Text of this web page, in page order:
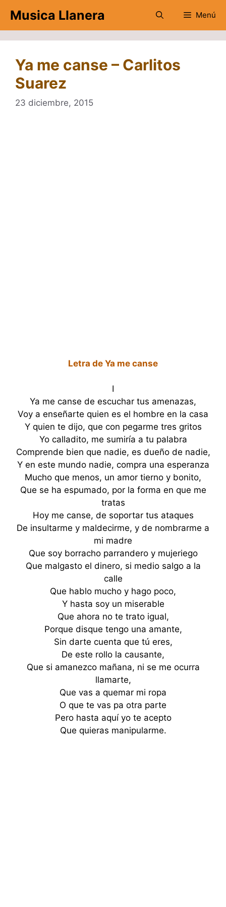
contenido
Musica Llanera Menú
Ya me canse – Carlitos
Suarez
23 diciembre, 2015
Letra de Ya me canse
I
Ya me canse de escuchar tus amenazas,
Voy a enseñarte quien es el hombre en la casa
Y quien te dijo, que con pegarme tres gritos
Yo calladito, me sumiría a tu palabra
Comprende bien que nadie, es dueño de nadie,
Y en este mundo nadie, compra una esperanza
Mucho que menos, un amor tierno y bonito,
Que se ha espumado, por la forma en que me
tratas
Hoy me canse, de soportar tus ataques
De insultarme y maldecirme, y de nombrarme a
mi madre
Que soy borracho parrandero y mujeriego
Que malgasto el dinero, si medio salgo a la
calle
Que hablo mucho y hago poco,
Y hasta soy un miserable
Que ahora no te trato igual,
Porque disque tengo una amante,
Sin darte cuenta que tú eres,
De este rollo la causante,
Que si amanezco mañana, ni se me ocurra
llamarte,
Que vas a quemar mi ropa
O que te vas pa otra parte
Pero hasta aquí yo te acepto
Que quieras manipularme.